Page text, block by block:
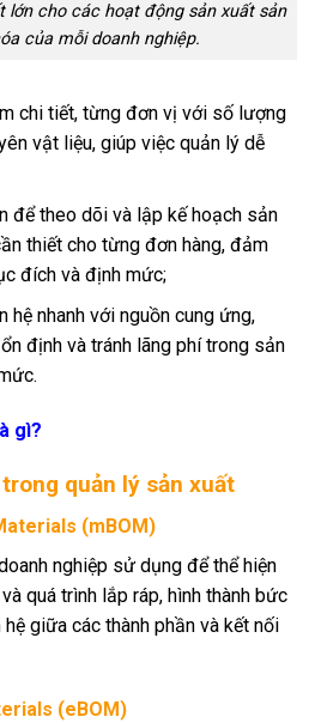
lớn cho các hoạt động sản xuất sản
của mỗi doanh nghiệp.
chi tiết, từng đơn vị với số lượng
vật liệu, giúp việc quản lý dễ
để theo dõi và lập kế hoạch sản
thiết cho từng đơn hàng, đảm
đích và định mức;
hệ nhanh với nguồn cung ứng,
định và tránh lãng phí trong sản
gì?
quản lý sản xuất
(mBOM)
nghiệp sử dụng để thể hiện
quá trình lắp ráp, hình thành bức
giữa các thành phần và kết nối
(eBOM)